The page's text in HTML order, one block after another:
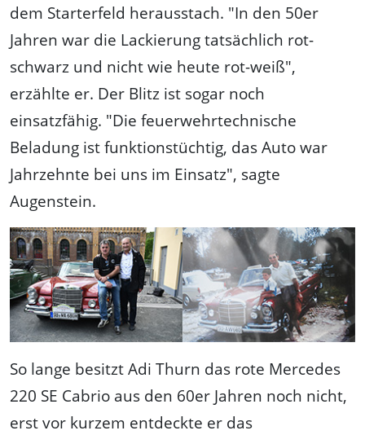
dem Starterfeld herausstach. "In den 50er
Jahren war die Lackierung tatsächlich rot-
schwarz und nicht wie heute rot-weiß",
erzählte er. Der Blitz ist sogar noch
einsatzfähig. "Die feuerwehrtechnische
Beladung ist funktionstüchtig, das Auto war
Jahrzehnte bei uns im Einsatz", sagte
Augenstein.
So lange besitzt Adi Thurn das rote Mercedes
220 SE Cabrio aus den 60er Jahren noch nicht,
erst vor kurzem entdeckte er das